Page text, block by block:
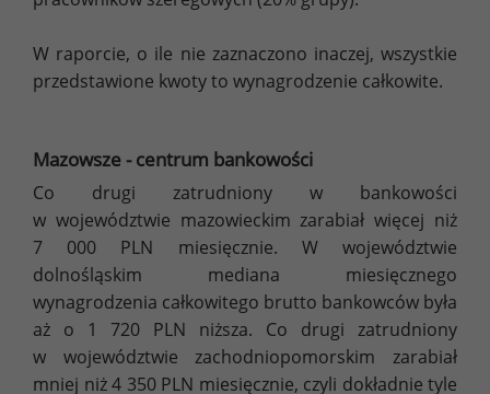
W raporcie, o ile nie zaznaczono inaczej, wszystkie
przedstawione kwoty to wynagrodzenie całkowite.
Mazowsze - centrum bankowości
Co drugi zatrudniony w bankowości
w województwie mazowieckim zarabiał więcej niż
7 000 PLN miesięcznie. W województwie
dolnośląskim mediana miesięcznego
wynagrodzenia całkowitego brutto bankowców była
aż o 1 720 PLN niższa. Co drugi zatrudniony
w województwie zachodniopomorskim zarabiał
mniej niż 4 350 PLN miesięcznie, czyli dokładnie tyle